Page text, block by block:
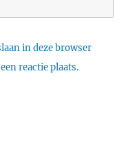
in deze browser
reactie plaats.